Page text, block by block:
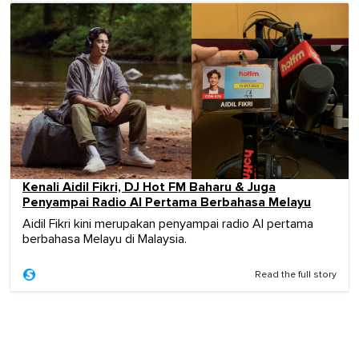
Kenali Aidil Fikri, DJ Hot FM Baharu & Juga
Penyampai Radio AI Pertama Berbahasa Melayu
Aidil Fikri kini merupakan penyampai radio AI pertama
berbahasa Melayu di Malaysia.
Read the full story